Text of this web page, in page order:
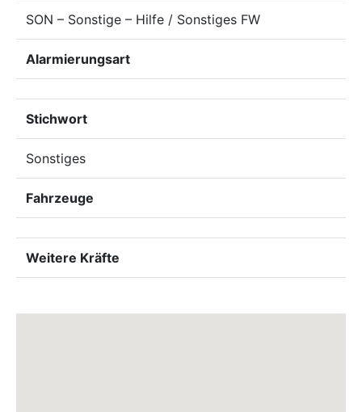
SON – Sonstige – Hilfe / Sonstiges FW
Alarmierungsart
Stichwort
Sonstiges
Fahrzeuge
Weitere Kräfte